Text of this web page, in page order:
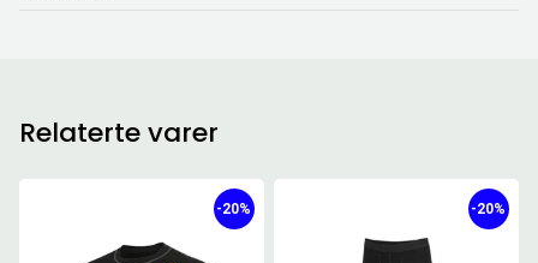
Relaterte varer
-20% -20%